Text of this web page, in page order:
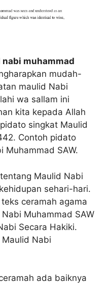
muhammad
mudah-
maulid Nabi
wa sallam ini
kita kepada Allah
singkat Maulid
Contoh pidato
Muhammad SAW.
Maulid Nabi
sehari-hari.
ceramah agama
Muhammad SAW
Secara Hakiki.
Nabi
ada baiknya